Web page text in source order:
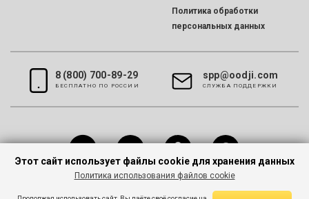
Политика обработки
персональных данных
8 (800) 700-89-29
БЕСПЛАТНО ПО РОССИИ
spp@oodji.com
CЛУЖБА ПОДДЕРЖКИ
Этот сайт использует файлы cookie для хранения данных
Политика использования файлов cookie